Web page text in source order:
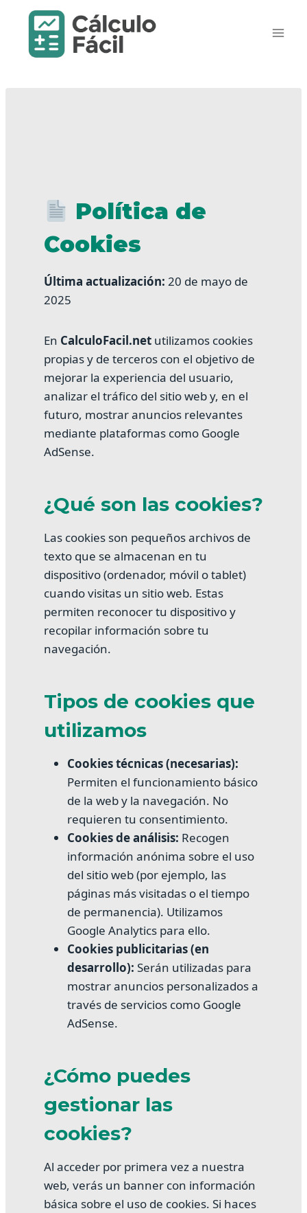
Saltar
contenido
Política de
Cookies
Última actualización: 20 de mayo de
2025
En CalculoFacil.net utilizamos cookies
propias y de terceros con el objetivo de
mejorar la experiencia del usuario,
analizar el tráfico del sitio web y, en el
futuro, mostrar anuncios relevantes
mediante plataformas como Google
AdSense.
¿Qué son las cookies?
Las cookies son pequeños archivos de
texto que se almacenan en tu
dispositivo (ordenador, móvil o tablet)
cuando visitas un sitio web. Estas
permiten reconocer tu dispositivo y
recopilar información sobre tu
navegación.
Tipos de cookies que
utilizamos
Cookies técnicas (necesarias):
Permiten el funcionamiento básico
de la web y la navegación. No
requieren tu consentimiento.
Cookies de análisis: Recogen
información anónima sobre el uso
del sitio web (por ejemplo, las
páginas más visitadas o el tiempo
de permanencia). Utilizamos
Google Analytics para ello.
Cookies publicitarias (en
desarrollo): Serán utilizadas para
mostrar anuncios personalizados a
través de servicios como Google
AdSense.
¿Cómo puedes
gestionar las
cookies?
Al acceder por primera vez a nuestra
web, verás un banner con información
básica sobre el uso de cookies. Si haces